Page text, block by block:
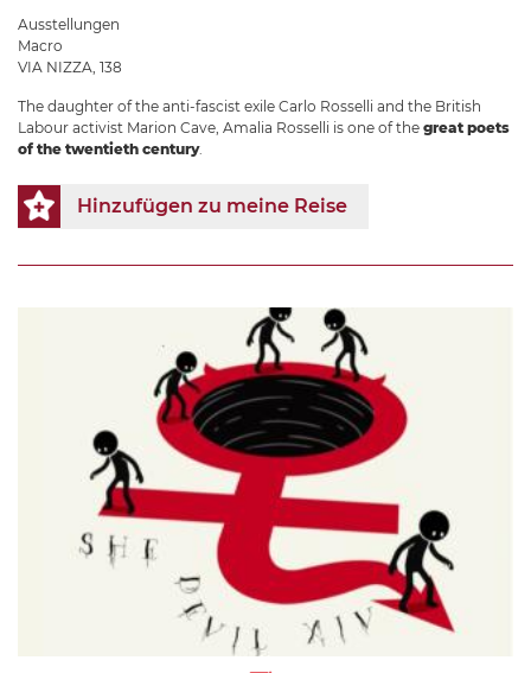
Ausstellungen
Macro
VIA NIZZA, 138
The daughter of the anti-fascist exile Carlo Rosselli and the British
Labour activist Marion Cave, Amalia Rosselli is one of the great poets
of the twentieth century.
Hinzufügen zu meine Reise